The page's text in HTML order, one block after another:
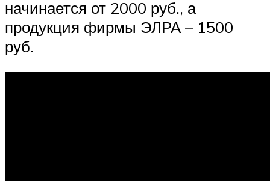
начинается от 2000 руб., а
продукция фирмы ЭЛРА – 1500
руб.